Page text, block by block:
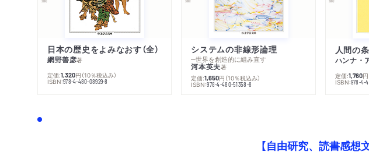
日本の歴史をよみなおす（全）
網野善彦著
定価:1,320円 （10％税込み）
ISBN:978-4-480-08929-8
システムの非線形論理
─世界を創造的に組み直す
河本英夫著
定価:1,650円 （10％税込み）
ISBN:978-4-480-51358-8
人間の
ハンナ・
定価:1,760円
ISBN:978-4-
【自由研究、読書感